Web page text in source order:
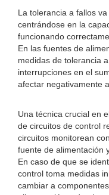
La tolerancia a fallos
centrándose en la
funcionando
En las fuentes de
medidas de tolerancia
interrupciones en el
afectar negativamente
Una técnica crucial en
de circuitos de control
circuitos monitorean
fuente de alimentación
En caso de que se
control toma medidas
cambiar a